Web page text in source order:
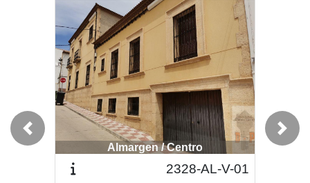
Almargen / Centro
2328-AL-V-01
Almargen / Centro
2420-AL-V-03
Previous Next